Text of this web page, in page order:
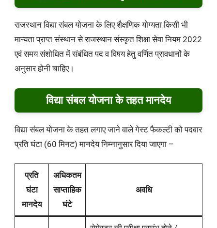
राजस्थान विद्या संबल योजना के लिए शैक्षणिक योग्यता किसी भी
मान्यता प्राप्त संस्थान से राजस्थान संस्कृत शिक्षा सेवा नियम 2022
एवं समय संशोधित में संबंधित पद व विषय हेतु वर्णित प्रावधानों के
अनुसार होनी चाहिए।
विद्या संबल योजना के तहत मानदेय
विद्या संबल योजना के तहत लगाए जाने वाले गेस्ट फैकल्टी को पदवार
प्रति घंटा (60 मिनट) मानदेय निम्नानुसार दिया जाएगा –
प्रति
घंटा
मानदेय
अधिकतम
साप्ताहिक
घंटे
अवधि